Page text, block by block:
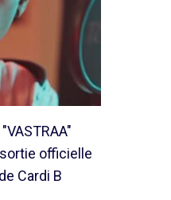
officielle
Cardi B